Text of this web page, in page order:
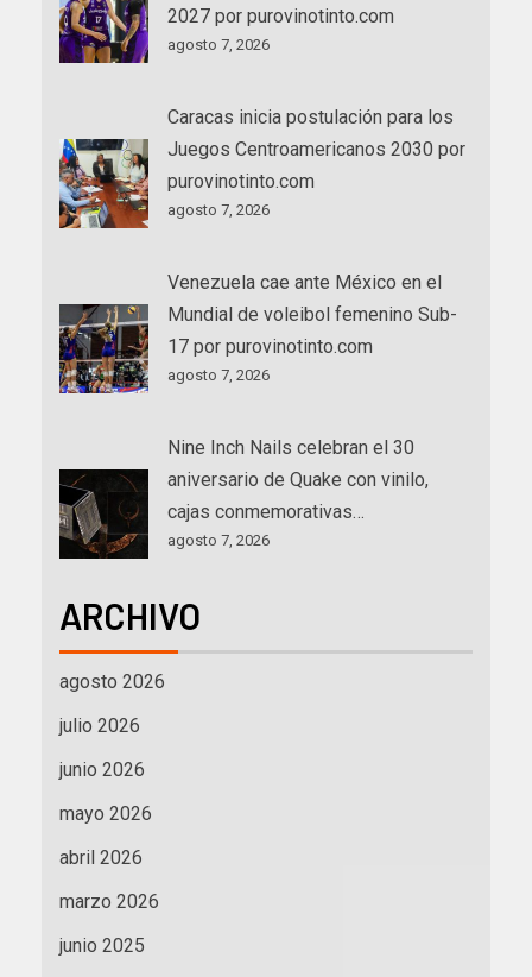
2027 por purovinotinto.com
agosto 7, 2026
Caracas inicia postulación para los
Juegos Centroamericanos 2030 por
purovinotinto.com
agosto 7, 2026
Venezuela cae ante México en el
Mundial de voleibol femenino Sub-
17 por purovinotinto.com
agosto 7, 2026
Nine Inch Nails celebran el 30
aniversario de Quake con vinilo,
cajas conmemorativas…
agosto 7, 2026
ARCHIVO
agosto 2026
julio 2026
junio 2026
mayo 2026
abril 2026
marzo 2026
junio 2025